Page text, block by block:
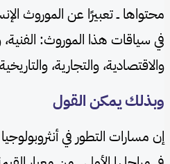
محتواها ــ تعبيرًا عن الموروث
في سياقات هذا الموروث: الفنية،
والاقتصادية، والتجارية،
وبذلك يمكن القول
إن مسارات التطور في